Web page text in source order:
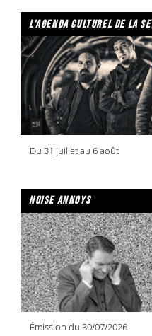
l'agenda culturel de la
Du 31 juillet au 6 août
noise annoys
Émission du 30/07/2026